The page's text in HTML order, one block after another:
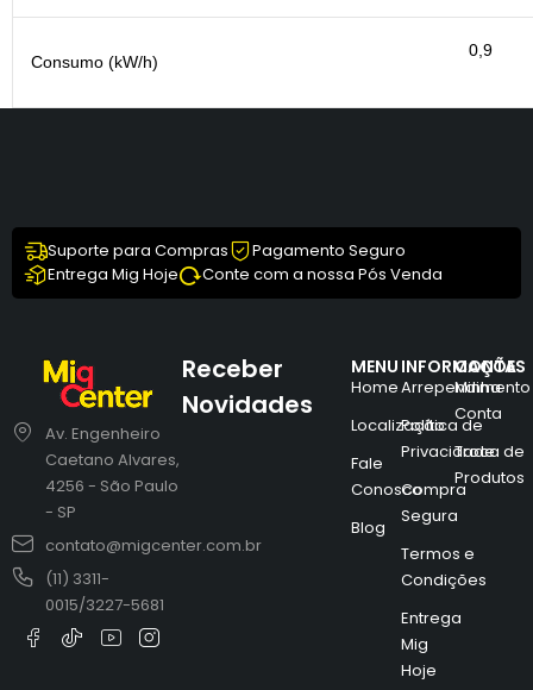
Consumo (kW/h)
0,9
Suporte para Compras
Pagamento Seguro
Entrega Mig Hoje
Conte com a nossa Pós Venda
Av. Engenheiro
Caetano Alvares,
4256 - São Paulo
- SP
contato@migcenter.com.br
(11) 3311-
0015/3227-5681
MENU
Home
Localização
Fale
Conosco
Blog
INFORMAÇÕES
Arrependimento
Política de
Privacidade
Compra
Segura
Termos e
Condições
Entrega
Mig
Hoje
CONTA
Minha
Conta
Troca de
Produtos
Receber
Novidades